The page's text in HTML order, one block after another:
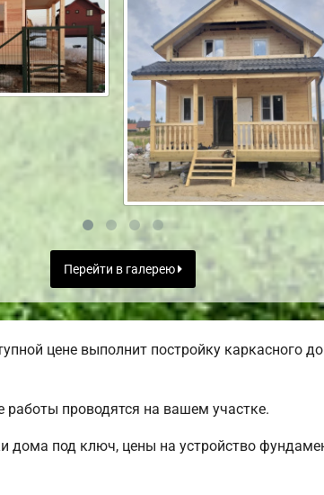
Перейти в галерею
цене выполнит постройку каркасного
проводятся на вашем участке.
под ключ, цены на устройство